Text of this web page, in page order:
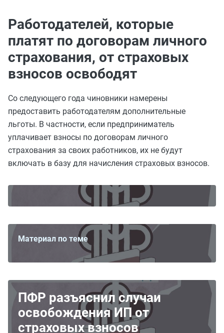
Работодателей, которые
платят по договорам личного
страхования, от страховых
взносов освободят
Со следующего года чиновники намерены
предоставить работодателям дополнительные
льготы. В частности, если предприниматель
уплачивает взносы по договорам личного
страхования за своих работников, их не будут
включать в базу для начисления страховых взносов.
Материал по теме
ПФР разъяснил случаи
освобождения ИП от
страховых взносов